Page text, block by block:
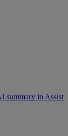
summary in Assist